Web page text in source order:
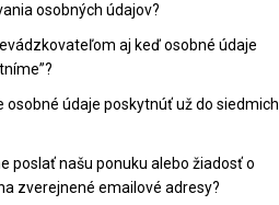
osobných údajov?
aj keď osobné údaje
osobné údaje poskytnúť už do siedmich
poslať našu ponuku alebo žiadosť o
zverejnené emailové adresy?